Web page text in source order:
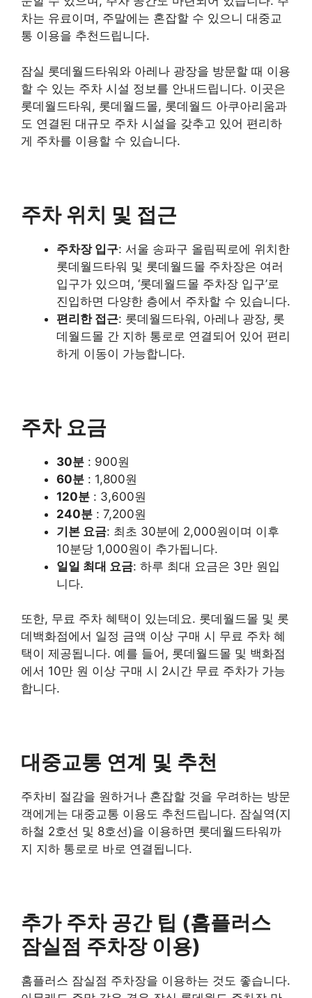
차는 유료이며, 주말에는 혼잡할 수 있으니 대중교
통 이용을 추천드립니다.
잠실 롯데월드타워와 아레나 광장을 방문할 때 이용
할 수 있는 주차 시설 정보를 안내드립니다. 이곳은
롯데월드타워, 롯데월드몰, 롯데월드 아쿠아리움과
도 연결된 대규모 주차 시설을 갖추고 있어 편리하
게 주차를 이용할 수 있습니다.
주차 위치 및 접근
주차장 입구: 서울 송파구 올림픽로에 위치한
롯데월드타워 및 롯데월드몰 주차장은 여러
입구가 있으며, ‘롯데월드몰 주차장 입구’로
진입하면 다양한 층에서 주차할 수 있습니다.
편리한 접근: 롯데월드타워, 아레나 광장, 롯
데월드몰 간 지하 통로로 연결되어 있어 편리
하게 이동이 가능합니다.
주차 요금
30분 : 900원
60분 : 1,800원
120분 : 3,600원
240분 : 7,200원
기본 요금: 최초 30분에 2,000원이며 이후
10분당 1,000원이 추가됩니다.
일일 최대 요금: 하루 최대 요금은 3만 원입
니다.
또한, 무료 주차 혜택이 있는데요. 롯데월드몰 및 롯
데백화점에서 일정 금액 이상 구매 시 무료 주차 혜
택이 제공됩니다. 예를 들어, 롯데월드몰 및 백화점
에서 10만 원 이상 구매 시 2시간 무료 주차가 가능
합니다.
대중교통 연계 및 추천
주차비 절감을 원하거나 혼잡할 것을 우려하는 방문
객에게는 대중교통 이용도 추천드립니다. 잠실역(지
하철 2호선 및 8호선)을 이용하면 롯데월드타워까
지 지하 통로로 바로 연결됩니다.
추가 주차 공간 팁 (홈플러스
잠실점 주차장 이용)
홈플러스 잠실점 주차장을 이용하는 것도 좋습니다.